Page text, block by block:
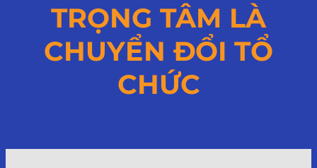
TRỌNG TÂM LÀ
CHUYỂN ĐỔI TỔ
CHỨC